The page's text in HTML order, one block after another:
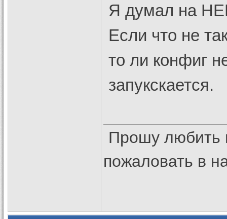
Я думал на
Если что не
то ли конфиг
запукскается.
Прошу
пожаловать в